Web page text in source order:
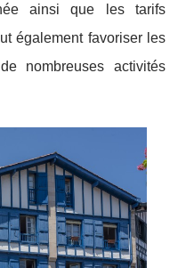
ainsi que les tarifs
également favoriser les
nombreuses activités